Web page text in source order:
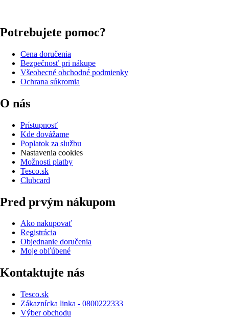
Potrebujete pomoc?
Cena doručenia
Bezpečnosť pri nákupe
Všeobecné obchodné podmienky
Ochrana súkromia
O nás
Prístupnosť
Kde dovážame
Poplatok za službu
Nastavenia cookies
Možnosti platby
Tesco.sk
Clubcard
Pred prvým nákupom
Ako nakupovať
Registrácia
Objednanie doručenia
Moje obľúbené
Kontaktujte nás
Tesco.sk
Zákaznícka linka - 0800222333
Výber obchodu